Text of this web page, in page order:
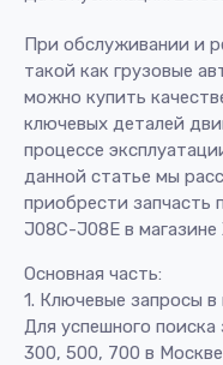
При обслуживании и
такой как грузовые
можно купить
ключевых деталей
процессе
данной статье мы
приобрести
J08C-J08E в
Основная часть:
1. Ключевые запросы в
Для успешного
300, 500, 700 в